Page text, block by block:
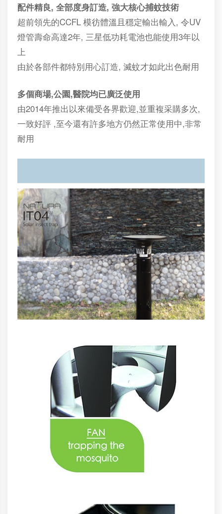
配件精良, 全部度身訂造, 強大核心捕蚊技術
超前領先的CCFL 模彷體溫且穩定輸出輸入, 令UV
燈管壽命高達2年, 三星低功耗電池也能使用3年以
上
由於各部件都特別用心訂造, 滅蚊才如此出色耐用
多個商場,公園,醫院均已廣泛使用
由2014年推出以來備受各界歡迎,並重複采購多次,
一致好評 ,至今還有許多地方仍然正常使用中,非常
耐用